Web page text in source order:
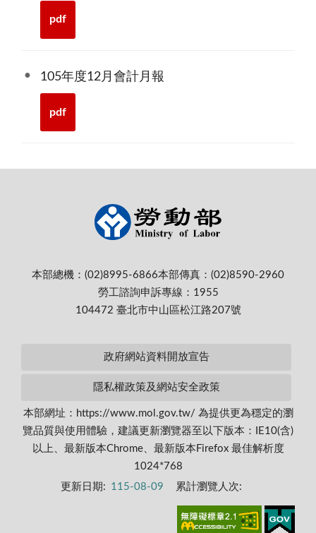
pdf
105年度12月會計月報
pdf
本部總機：(02)8995-6866本部傳真：(02)8590-2960
勞工諮詢申訴專線：1955
104472 臺北市中山區松江路207號
政府網站資料開放宣告
隱私權政策及網站安全政策
本部網址：https://www.mol.gov.tw/ 為提供更為穩定的瀏
覽品質與使用體驗，建議更新瀏覽器至以下版本：IE10(含)
以上、最新版本Chrome、最新版本Firefox 最佳解析度
1024*768
更新日期: 115-08-09 累計瀏覽人次: